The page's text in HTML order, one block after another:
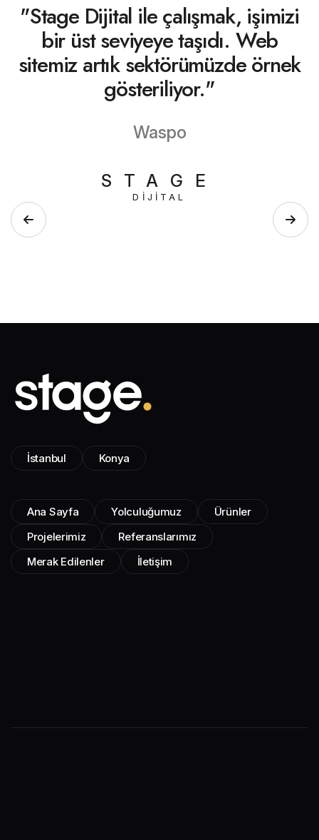
"Stage Dijital ile çalışmak, işimizi
bir üst seviyeye taşıdı. Web
sitemiz artık sektörümüzde örnek
gösteriliyor."
Waspo
STAGE
DIJITAL
İstanbul Konya
Ana Sayfa Yolculuğumuz
Ürünler
Projelerimiz
Referanslarımız
Merak Edilenler
İletişim